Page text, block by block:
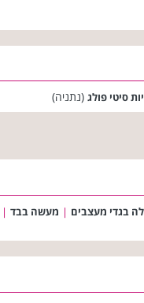
סיטי פולג (נתניה)
בגדי מעצבים | מעשה בבד |